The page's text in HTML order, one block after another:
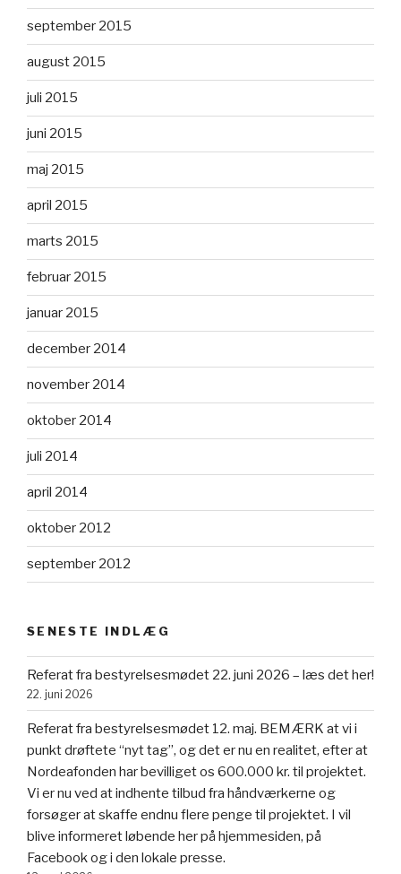
september 2015
august 2015
juli 2015
juni 2015
maj 2015
april 2015
marts 2015
februar 2015
januar 2015
december 2014
november 2014
oktober 2014
juli 2014
april 2014
oktober 2012
september 2012
SENESTE INDLÆG
Referat fra bestyrelsesmødet 22. juni 2026 – læs det her!
22. juni 2026
Referat fra bestyrelsesmødet 12. maj. BEMÆRK at vi i
punkt drøftete “nyt tag”, og det er nu en realitet, efter at
Nordeafonden har bevilliget os 600.000 kr. til projektet.
Vi er nu ved at indhente tilbud fra håndværkerne og
forsøger at skaffe endnu flere penge til projektet. I vil
blive informeret løbende her på hjemmesiden, på
Facebook og i den lokale presse.